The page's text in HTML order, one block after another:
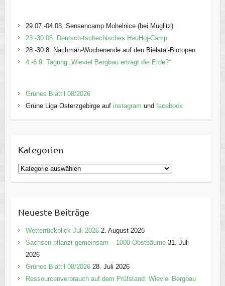
29.07.-04.08. Sensencamp Mohelnice (bei Müglitz)
23.-30.08. Deutsch-tschechisches HeuHoj-Camp
28.-30.8. Nachmäh-Wochenende auf den Bielatal-Biotopen
4.-6.9. Tagung „Wieviel Bergbau erträgt die Erde?“
Grünes Blätt’l 08/2026
Grüne Liga Osterzgebirge auf instagram und facebook
Kategorien
K
a
g
o
r
e
n
Neueste Beiträge
Wetterrückblick Juli 2026 2. August 2026
Sachsen pflanzt gemeinsam – 1000 Obstbäume 31. Juli
2026
Grünes Blätt’l 08/2026 28. Juli 2026
Ressourcenverbrauch auf dem Prüfstand: Wieviel Bergbau